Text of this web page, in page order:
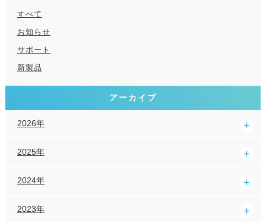
すべて
お知らせ
サポート
新製品
アーカイブ
2026年
2025年
2024年
2023年